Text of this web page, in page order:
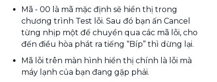
Mã - 00 là mã mặc định sẽ hiển thị trong
chương trình Test lỗi. Sau đó bạn ấn Cancel
từng nhịp một để chuyển qua các mã lỗi, cho
đến điều hòa phát ra tiếng “Bíp” thì dừng lại.
Mã lỗi trên màn hình hiển thị chính là lỗi mà
máy lạnh của bạn đang gặp phải.